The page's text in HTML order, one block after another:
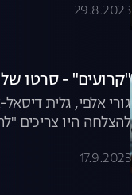
29.8.2023
"קרועים" - סרטו של
גורי אלפי, גלית
להצלחה היו צריכים
17.9.2023